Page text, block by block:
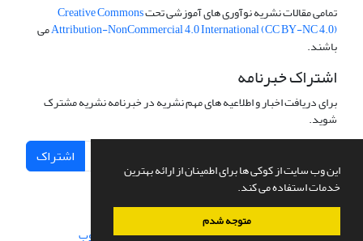
این وب سایت از کوکی ها برای اطمینان از ارائه بهترین
خدمات استفاده می کند.
متوجه شدم
تمامی مقالات نشریه نوآوری های آموزشی تحتCreative Commons
Attribution-NonCommercial 4.0 International (CC BY-NC 4.0)می
باشند.
اشتراک خبرنامه
برای دریافت اخبار و اطلاعیه های مهم نشریه در خبرنامه نشریه مشترک
شوید.
اشتراک
سامانه مدیریت نشریات علمی.طراحی و پیاده سازی از سیناوب